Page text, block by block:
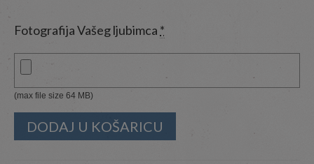
Fotografija Vašeg ljubimca *
(max file size 64 MB)
DODAJ U KOŠARICU